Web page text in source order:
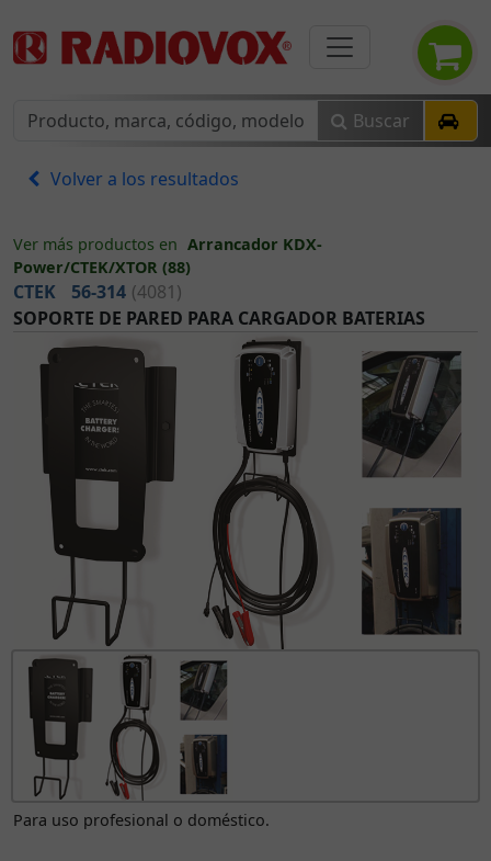
Buscar
Volver a los resultados
Ver más productos en Arrancador KDX-
Power/CTEK/XTOR (88)
CTEK 56-314 (4081)
SOPORTE DE PARED PARA CARGADOR BATERIAS
Para uso profesional o doméstico.